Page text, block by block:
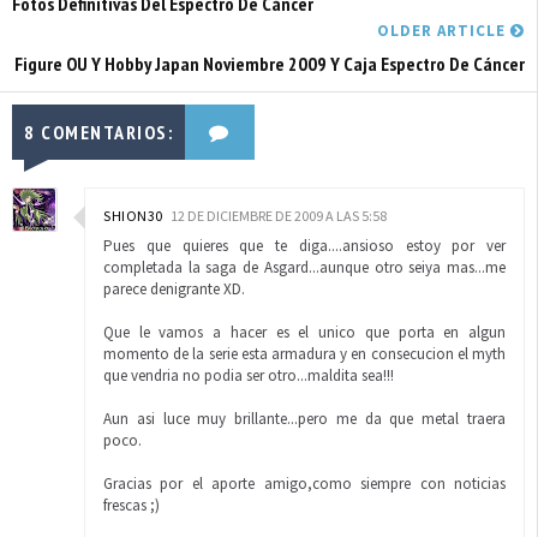
OLDER ARTICLE
Figure OU Y Hobby Japan Noviembre 2009 Y Caja Espectro De Cáncer
8 COMENTARIOS:
SHION30 12 DE DICIEMBRE DE 2009 A LAS 5:58
Pues que quieres que te diga....ansioso estoy por ver
completada la saga de Asgard...aunque otro seiya mas...me
parece denigrante XD.
Que le vamos a hacer es el unico que porta en algun
momento de la serie esta armadura y en consecucion el myth
que vendria no podia ser otro...maldita sea!!!
Aun asi luce muy brillante...pero me da que metal traera
poco.
Gracias por el aporte amigo,como siempre con noticias
frescas ;)